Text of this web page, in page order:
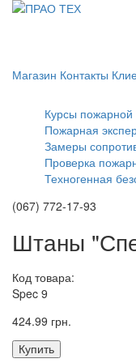
Магазин Контакты
Курсы пожарной
Пожарная
Замеры
Проверка
Техногенная
(067) 772-17-93
Штаны
Код товара:
Spec 9
424.99 грн.
Купить